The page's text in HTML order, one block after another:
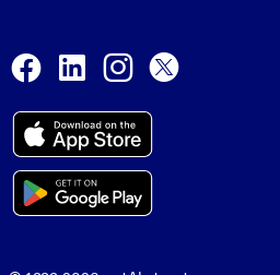
Facebook
LinkedInInstagram